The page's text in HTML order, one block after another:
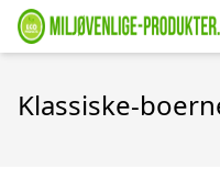
Klassiske-